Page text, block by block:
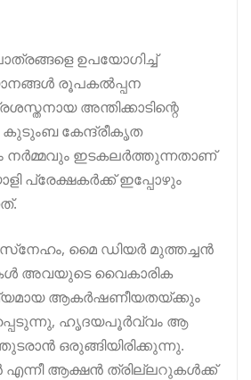
ഉപയോഗിച്ച്
രൂപകൽപ്പന
അന്തിക്കാടിന്റെ
കുടുംബ കേന്ദ്രീകൃത
നർമ്മവും ഇടകലർത്തുന്നതാണ്
പ്രേക്ഷകർക്ക് ഇപ്പോഴും
മൈ ഡിയർ മുത്തച്ചൻ
അവയുടെ വൈകാരിക
ആകർഷണീയതയ്ക്കും
ഹൃദയപൂർവ്വം ആ
ഒരുങ്ങിയിരിക്കുന്നു.
ആക്ഷൻ ത്രില്ലറുകൾക്ക്